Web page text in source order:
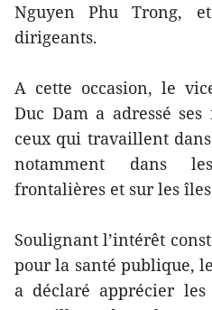
Nguyen Phu Trong,
dirigeants.
A cette occasion, le
Duc Dam a adressé
ceux qui travaillent
notamment dans
frontalières et sur les
Soulignant l’intérêt
pour la santé publique,
a déclaré apprécier